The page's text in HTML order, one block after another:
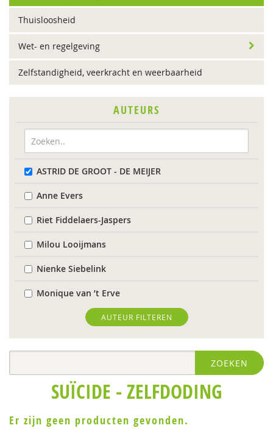
Thuisloosheid
Wet- en regelgeving
Zelfstandigheid, veerkracht en weerbaarheid
AUTEURS
ASTRID DE GROOT - DE MEIJER
Anne Evers
Riet Fiddelaers-Jaspers
Milou Looijmans
Nienke Siebelink
Monique van ’t Erve
Toon Verlaan
Albert Verleyen
AUTEUR FILTEREN
ZOEKEN
SUÏCIDE - ZELFDODING
Er zijn geen producten gevonden.